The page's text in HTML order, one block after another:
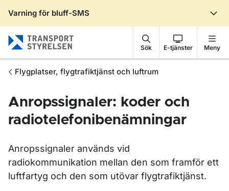
Varning för bluff-SMS
Sök E-tjänster Meny
Flygplatser, flygtrafiktjänst och luftrum
Anropssignaler: koder och
radiotelefonibenämningar
Anropssignaler används vid
radiokommunikation mellan den som framför ett
luftfartyg och den som utövar flygtrafiktjänst.